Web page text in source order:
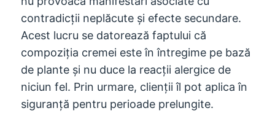
contradicții neplăcute și efecte secundare.
Acest lucru se datorează faptului că
compoziția cremei este în întregime pe bază
de plante și nu duce la reacții alergice de
niciun fel. Prin urmare, clienții îl pot aplica în
siguranță pentru perioade prelungite.